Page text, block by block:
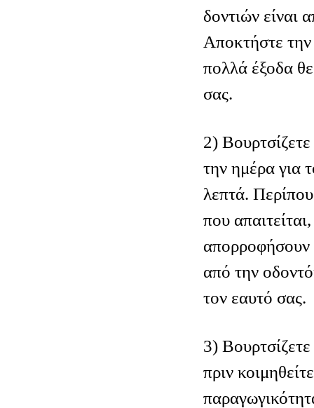
δοντιών είναι
Αποκτήστε
πολλά έξοδα
σας.
2)
την ημέρα για
λεπτά.
που
απορροφήσουν
από την
τον εαυτό σας.
3)
πριν